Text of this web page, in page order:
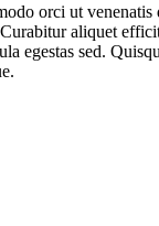
orci ut
aliquet
egestas sed.